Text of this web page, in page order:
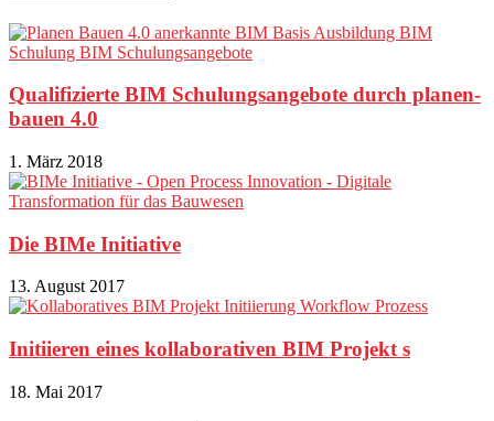
Qualifizierte BIM Schulungsangebote durch planen-
bauen 4.0
1. März 2018
Die BIMe Initiative
13. August 2017
Initiieren eines kollaborativen BIM Projekt s
18. Mai 2017